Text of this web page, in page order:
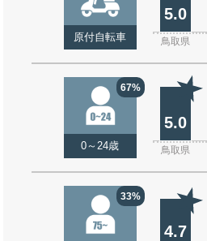
原付自転車
5.0
鳥取県
67%
0～24歳
5.0
鳥取県
33%
4.7